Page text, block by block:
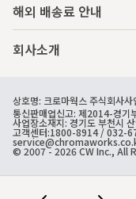
해외 배송료 안내
회사소개
상호명: 크로마웍스 주식회사사
통신판매업신고: 제2014-경기
사업장소재지: 경기도 부천시
고객센터:1800-8914/ 032-
© 2007 - 2026 CW Inc., All